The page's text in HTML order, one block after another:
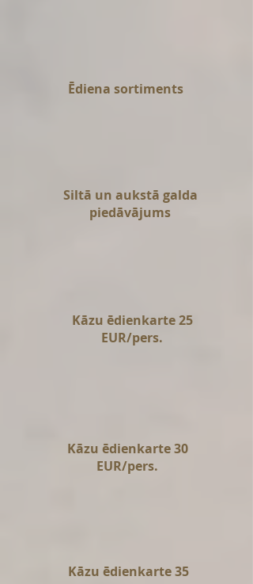
Ēdiena sortiments
Siltā un aukstā galda
piedāvājums
Kāzu ēdienkarte 25
EUR/pers.
Kāzu ēdienkarte 30
EUR/pers.
Kāzu ēdienkarte 35